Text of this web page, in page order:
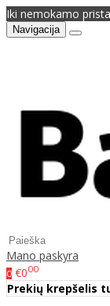
Iki nemokamo
Navigacija
Mano paskyra
0 €000
Prekių krepšelis